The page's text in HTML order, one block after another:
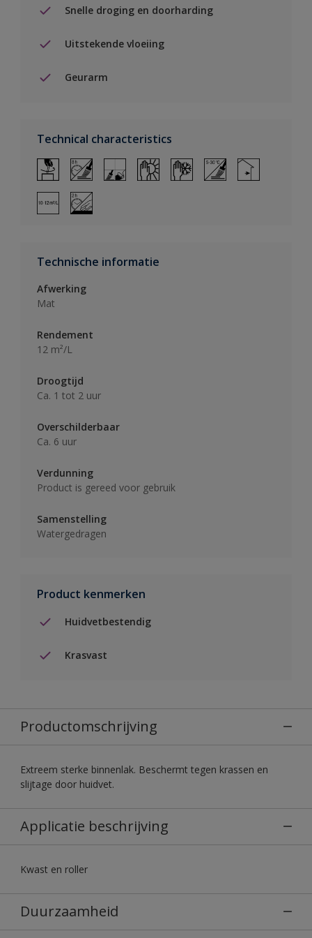
Snelle droging en doorharding
Uitstekende vloeiing
Geurarm
Technical characteristics
Technische informatie
Afwerking
Mat
Rendement
12 m²/L
Droogtijd
Ca. 1 tot 2 uur
Overschilderbaar
Ca. 6 uur
Verdunning
Product is gereed voor gebruik
Samenstelling
Watergedragen
Product kenmerken
Huidvetbestendig
Krasvast
Productomschrijving
Extreem sterke binnenlak. Beschermt tegen krassen en
slijtage door huidvet.
Applicatie beschrijving
Kwast en roller
Duurzaamheid